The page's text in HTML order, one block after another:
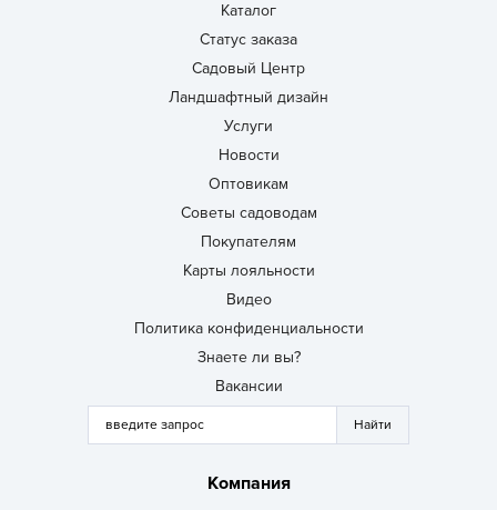
Каталог
Статус заказа
Садовый Центр
Ландшафтный дизайн
Услуги
Новости
Оптовикам
Советы садоводам
Покупателям
Карты лояльности
Видео
Политика конфиденциальности
Знаете ли вы?
Вакансии
Компания